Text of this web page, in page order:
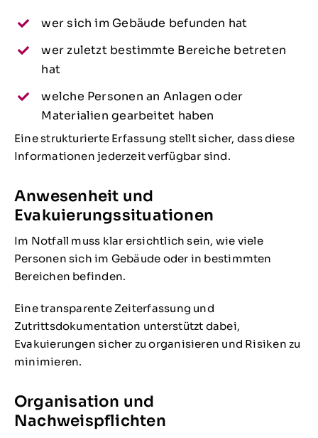
wer sich im Gebäude befunden hat
wer zuletzt bestimmte Bereiche betreten
hat
welche Personen an Anlagen oder
Materialien gearbeitet haben
Eine strukturierte Erfassung stellt sicher, dass diese
Informationen jederzeit verfügbar sind.
Anwesenheit und
Evakuierungssituationen
Im Notfall muss klar ersichtlich sein, wie viele
Personen sich im Gebäude oder in bestimmten
Bereichen befinden.
Eine transparente Zeiterfassung und
Zutrittsdokumentation unterstützt dabei,
Evakuierungen sicher zu organisieren und Risiken zu
minimieren.
Organisation und
Nachweispflichten